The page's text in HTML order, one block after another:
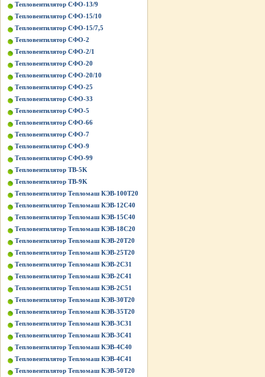
Тепловентилятор СФО-13/9
Тепловентилятор СФО-15/10
Тепловентилятор СФО-15/7,5
Тепловентилятор СФО-2
Тепловентилятор СФО-2/1
Тепловентилятор СФО-20
Тепловентилятор СФО-20/10
Тепловентилятор СФО-25
Тепловентилятор СФО-33
Тепловентилятор СФО-5
Тепловентилятор СФО-66
Тепловентилятор СФО-7
Тепловентилятор СФО-9
Тепловентилятор СФО-99
Тепловентилятор ТВ-5K
Тепловентилятор ТВ-9K
Тепловентилятор Тепломаш КЭВ-100Т20
Тепловентилятор Тепломаш КЭВ-12С40
Тепловентилятор Тепломаш КЭВ-15С40
Тепловентилятор Тепломаш КЭВ-18С20
Тепловентилятор Тепломаш КЭВ-20Т20
Тепловентилятор Тепломаш КЭВ-25Т20
Тепловентилятор Тепломаш КЭВ-2С31
Тепловентилятор Тепломаш КЭВ-2С41
Тепловентилятор Тепломаш КЭВ-2С51
Тепловентилятор Тепломаш КЭВ-30Т20
Тепловентилятор Тепломаш КЭВ-35Т20
Тепловентилятор Тепломаш КЭВ-3С31
Тепловентилятор Тепломаш КЭВ-3С41
Тепловентилятор Тепломаш КЭВ-4С40
Тепловентилятор Тепломаш КЭВ-4С41
Тепловентилятор Тепломаш КЭВ-50Т20